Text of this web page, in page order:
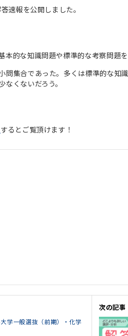
速報を公開しました。
的な知識問題や標準的な考察問題
集合であった。多くは標準的な知
くないだろう。
するとご覧頂けます！
学一般選抜（前期）・化学
次の記事